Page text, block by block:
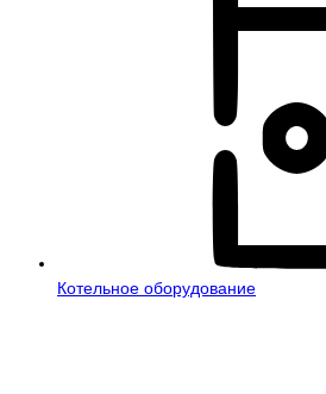
Котельное оборудование